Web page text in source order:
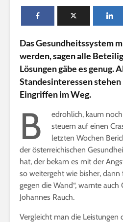
Das Gesundheitssystem
werden, sagen alle
Lösungen gäbe es genug.
Standesinteressen
Eingriffen im Weg.
B
edrohlich, kaum
steuern auf einen
letzten Wochen
der österreichischen
hat, der bekam es mit der
so weitergeht wie bisher,
gegen die Wand“, warnte
Johannes Rauch.
Vergleicht man die Leistungen